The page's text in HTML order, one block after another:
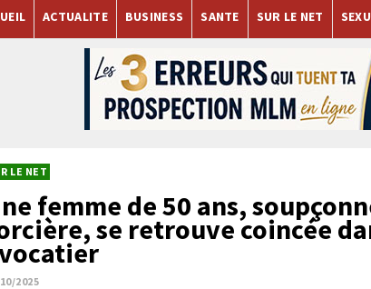
ACTUALITE BUSINESS SANTE SUR LE NET
LE NET
femme de 50 ans,
se retrouve coincée
2025